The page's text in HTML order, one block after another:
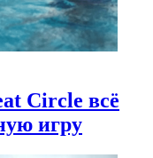
Circle всё
игру